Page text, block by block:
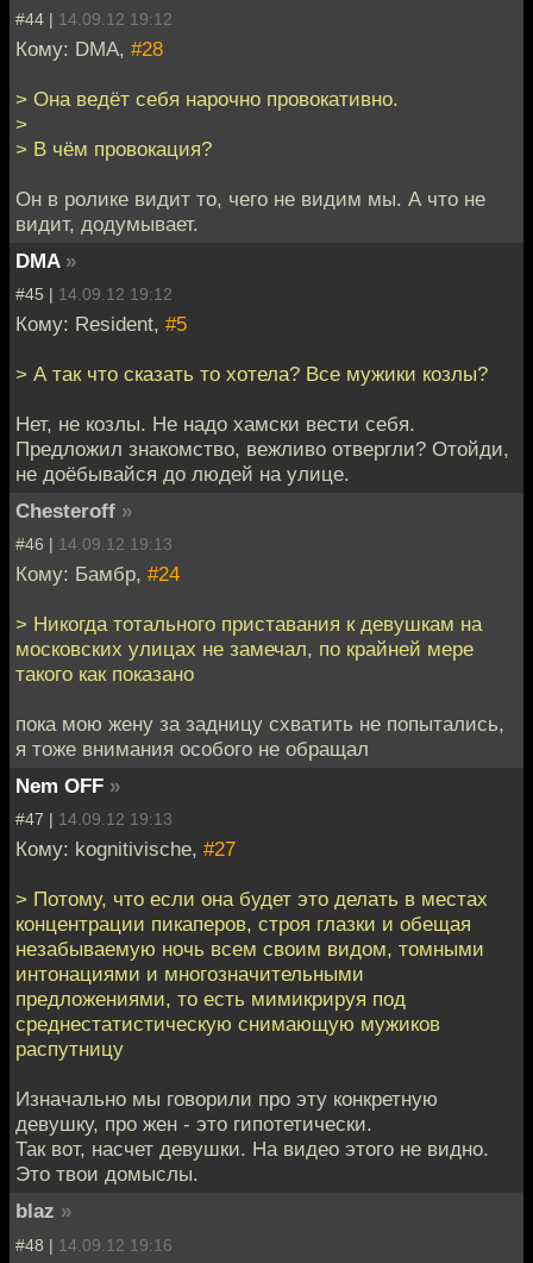
#44 | 14.09.12 19:12
Кому: DMA, #28
> Она ведёт себя нарочно провокативно.
>
> В чём провокация?
Он в ролике видит то, чего не видим мы. А что не
видит, додумывает.
DMA »
#45 | 14.09.12 19:12
Кому: Resident, #5
> А так что сказать то хотела? Все мужики козлы?
Нет, не козлы. Не надо хамски вести себя.
Предложил знакомство, вежливо отвергли? Отойди,
не доёбывайся до людей на улице.
Chesteroff »
#46 | 14.09.12 19:13
Кому: Бамбр, #24
> Никогда тотального приставания к девушкам на
московских улицах не замечал, по крайней мере
такого как показано
пока мою жену за задницу схватить не попытались,
я тоже внимания особого не обращал
Nem OFF »
#47 | 14.09.12 19:13
Кому: kognitivische, #27
> Потому, что если она будет это делать в местах
концентрации пикаперов, строя глазки и обещая
незабываемую ночь всем своим видом, томными
интонациями и многозначительными
предложениями, то есть мимикрируя под
среднестатистическую снимающую мужиков
распутницу
Изначально мы говорили про эту конкретную
девушку, про жен - это гипотетически.
Так вот, насчет девушки. На видео этого не видно.
Это твои домыслы.
blaz »
#48 | 14.09.12 19:16